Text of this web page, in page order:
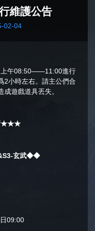
維護公告
02-04
上午08:50——11:00進行
2小時左右。請主公們合
遊戲道具丟失。
★★★
玄武◆◆
09:00